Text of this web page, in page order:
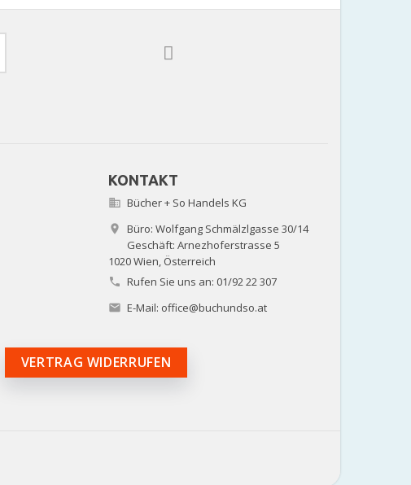
KONTAKT
 Bücher + So Handels KG

Büro: Wolfgang Schmälzlgasse 30/14
Geschäft: Arnezhoferstrasse 5
1020 Wien, Österreich
 Rufen Sie uns an: 01/92 22 307
 E-Mail: office@buchundso.at
VERTRAG WIDERRUFEN